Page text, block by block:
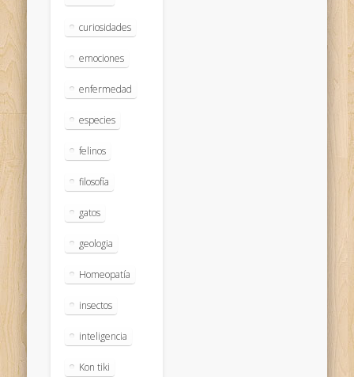
curiosidades
emociones
enfermedad
especies
felinos
filosofía
gatos
geologia
Homeopatía
insectos
inteligencia
Kon tiki